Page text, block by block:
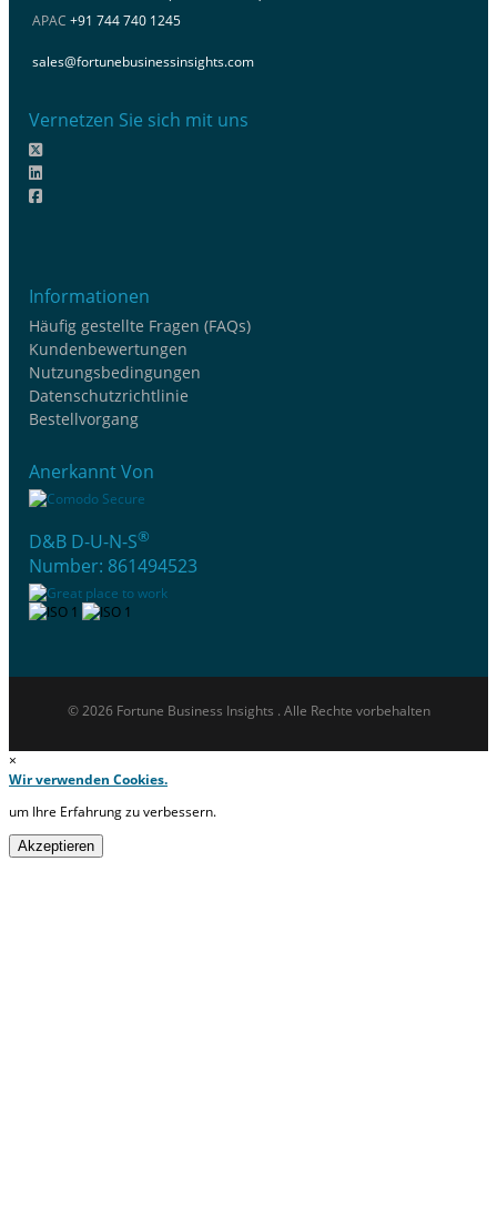
APAC +91 744 740 1245
sales@fortunebusinessinsights.com
Vernetzen Sie sich mit uns
Informationen
Häufig gestellte Fragen (FAQs)
Kundenbewertungen
Nutzungsbedingungen
Datenschutzrichtlinie
Bestellvorgang
Anerkannt Von
D&B D-U-N-S®
Number: 861494523
© 2026 Fortune Business Insights . Alle Rechte vorbehalten
×
Wir verwenden Cookies.
um Ihre Erfahrung zu verbessern.
Akzeptieren